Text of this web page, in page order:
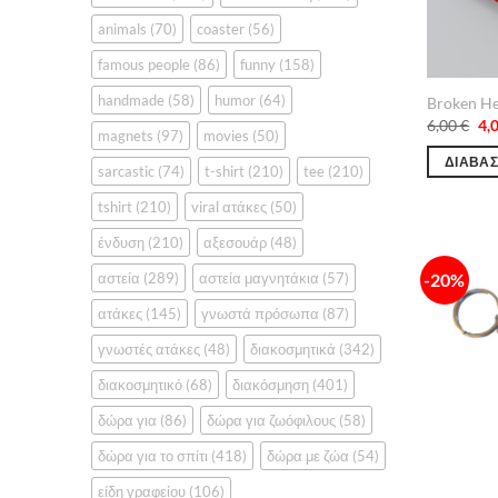
animals (70) coaster (56)
famous people (86) funny (158)
handmade (58) humor (64)
magnets (97) movies (50)
sarcastic (74) t-shirt (210) tee (210)
tshirt (210) viral ατάκες (50)
ένδυση (210) αξεσουάρ (48)
αστεία (289) αστεία μαγνητάκια (57)
ατάκες (145) γνωστά πρόσωπα (87)
γνωστές ατάκες (48) διακοσμητικά (342)
διακοσμητικό (68) διακόσμηση (401)
δώρα για (86) δώρα για ζωόφιλους (58)
δώρα για το σπίτι (418) δώρα με ζώα (54)
είδη γραφείου (106)
Broken
6,00€
-20%